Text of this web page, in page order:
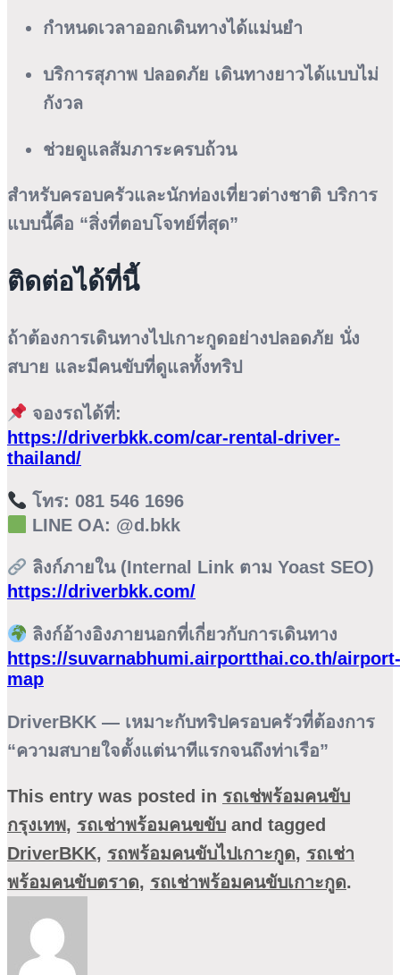
กำหนดเวลาออกเดินทางได้แม่นยำ
บริการสุภาพ ปลอดภัย เดินทางยาวได้แบบไม่
กังวล
ช่วยดูแลสัมภาระครบถ้วน
สำหรับครอบครัวและนักท่องเที่ยวต่างชาติ บริการ
แบบนี้คือ “สิ่งที่ตอบโจทย์ที่สุด”
ติดต่อได้ที่นี้
ถ้าต้องการเดินทางไปเกาะกูดอย่างปลอดภัย นั่ง
สบาย และมีคนขับที่ดูแลทั้งทริป
จองรถได้ที่:
https://driverbkk.com/car-rental-driver-
thailand/
โทร: 081 546 1696
LINE OA: @d.bkk
ลิงก์ภายใน (Internal Link ตาม Yoast SEO)
https://driverbkk.com/
ลิงก์อ้างอิงภายนอกที่เกี่ยวกับการเดินทาง
https://suvarnabhumi.airportthai.co.th/airport-
map
DriverBKK — เหมาะกับทริปครอบครัวที่ต้องการ
“ความสบายใจตั้งแต่นาทีแรกจนถึงท่าเรือ”
This entry was posted in รถเช่พร้อมคนขับ
กรุงเทพ, รถเช่าพร้อมคนขขับ and tagged
DriverBKK, รถพร้อมคนขับไปเกาะกูด, รถเช่า
พร้อมคนขับตราด, รถเช่าพร้อมคนขับเกาะกูด.